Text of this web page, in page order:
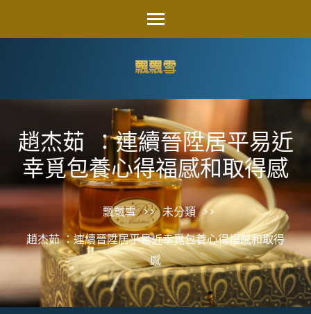
飄飄雪
趙杰茹 ：連續晉陞居平易近
幸覓包養心得福感和取得感
飄飄雪 >> 未分類 >>
趙杰茹 ：連續晉陞居平易近幸覓包養心得福感和取得
感